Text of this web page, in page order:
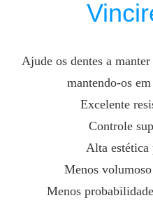
Ajude os dentes a
mantendo-os
Excelente
Controle
Alta estética
Menos
Menos